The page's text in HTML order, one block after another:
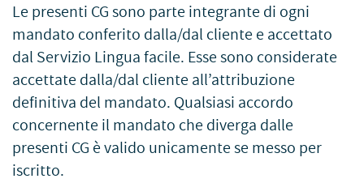
Le presenti CG sono parte integrante di ogni
mandato conferito dalla/dal cliente e accettato
dal Servizio Lingua facile. Esse sono considerate
accettate dalla/dal cliente all’attribuzione
definitiva del mandato. Qualsiasi accordo
concernente il mandato che diverga dalle
presenti CG è valido unicamente se messo per
iscritto.